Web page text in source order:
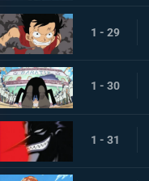
1 - 29
1 - 30
1 - 31